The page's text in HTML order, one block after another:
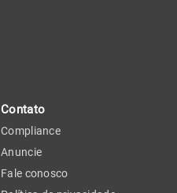
Contato
Compliance
Anuncie
Fale conosco